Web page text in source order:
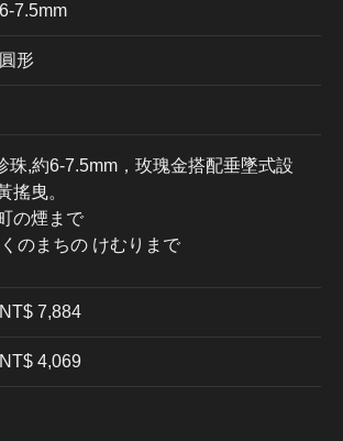
6-7.5mm
圓形
珠,約6-7.5mm，玫瑰金搭配垂墜式設
搖曳。
の煙まで
のまちの けむりまで
​NT$ 7,884
NT$ 4,069